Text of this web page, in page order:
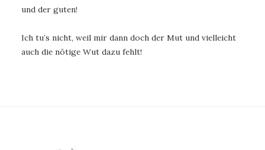
und der guten!
Ich tu’s nicht, weil mir dann doch der Mut und vielleicht
auch die nötige Wut dazu fehlt!